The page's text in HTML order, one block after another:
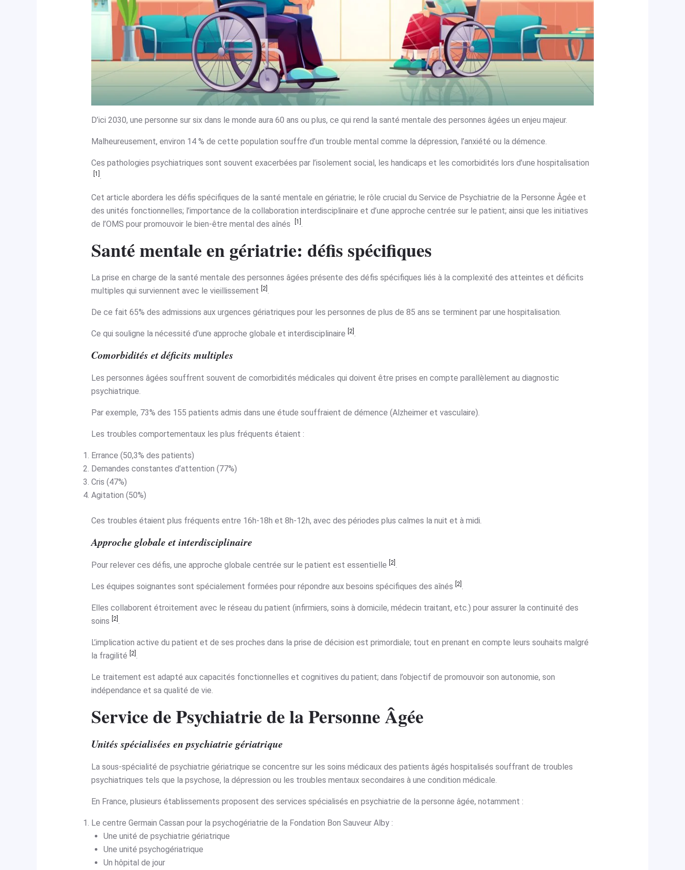
D’ici 2030, une personne sur six dans le monde aura 60 ans ou plus, ce qui rend la santé mentale des personnes âgées un enjeu majeur.
Malheureusement, environ 14 % de cette population souffre d’un trouble mental comme la dépression, l’anxiété ou la démence.
Ces pathologies psychiatriques sont souvent exacerbées par l’isolement social, les handicaps et les comorbidités lors d’une hospitalisation
[1]
Cet article abordera les défis spécifiques de la santé mentale en gériatrie; le rôle crucial du Service de Psychiatrie de la Personne Âgée et
des unités fonctionnelles; l’importance de la collaboration interdisciplinaire et d’une approche centrée sur le patient; ainsi que les initiatives
de l’OMS pour promouvoir le bien-être mental des aînés
[1]
Santé mentale en gériatrie: défis spécifiques
La prise en charge de la santé mentale des personnes âgées présente des défis spécifiques liés à la complexité des atteintes et déficits
multiples qui surviennent avec le vieillissement
[2]
De ce fait 65% des admissions aux urgences gériatriques pour les personnes de plus de 85 ans se terminent par une hospitalisation.
Ce qui souligne la nécessité d’une approche globale et interdisciplinaire [2]
Comorbidités et déficits multiples
Les personnes âgées souffrent souvent de comorbidités médicales qui doivent être prises en compte parallèlement au diagnostic
psychiatrique.
Par exemple, 73% des 155 patients admis dans une étude souffraient de démence (Alzheimer et vasculaire).
Les troubles comportementaux les plus fréquents étaient :
Errance (50,3% des patients)
Demandes constantes d’attention (77%)
Cris (47%)
Agitation (50%)
Ces troubles étaient plus fréquents entre 16h-18h et 8h-12h, avec des périodes plus calmes la nuit et à midi.
Approche globale et interdisciplinaire
Pour relever ces défis, une approche globale centrée sur le patient est essentielle [2]
Les équipes soignantes sont spécialement formées pour répondre aux besoins spécifiques des aînés [2]
Elles collaborent étroitement avec le réseau du patient (infirmiers, soins à domicile, médecin traitant, etc.) pour assurer la continuité des
soins
[2]
L’implication active du patient et de ses proches dans la prise de décision est primordiale; tout en prenant en compte leurs souhaits malgré
la fragilité
[2]
Le traitement est adapté aux capacités fonctionnelles et cognitives du patient; dans l’objectif de promouvoir son autonomie, son
indépendance et sa qualité de vie.
Service de Psychiatrie de la Personne Âgée
Unités spécialisées en psychiatrie gériatrique
La sous-spécialité de psychiatrie gériatrique se concentre sur les soins médicaux des patients âgés hospitalisés souffrant de troubles
psychiatriques tels que la psychose, la dépression ou les troubles mentaux secondaires à une condition médicale.
En France, plusieurs établissements proposent des services spécialisés en psychiatrie de la personne âgée, notamment :
Le centre Germain Cassan pour la psychogériatrie de la Fondation Bon Sauveur Alby :
Une unité de psychiatrie gériatrique
Une unité psychogériatrique
Un hôpital de jour